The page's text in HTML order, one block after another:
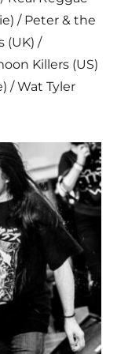
/ Peter & the
(UK) /
Killers (US)
/ Wat Tyler